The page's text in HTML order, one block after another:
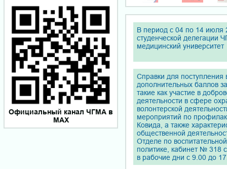
Официальный канал ЧГМА в
MAX
В период с 04 по 14 июля
студенческой делегации
медицинский университет
Справки для поступления
дополнительных баллов
такие как участие в
деятельности в сфере
волонтерской
мероприятий по
Ковида, а также
общественной
Отделе по
политике, кабинет № 318
в рабочие дни с 9.00 до